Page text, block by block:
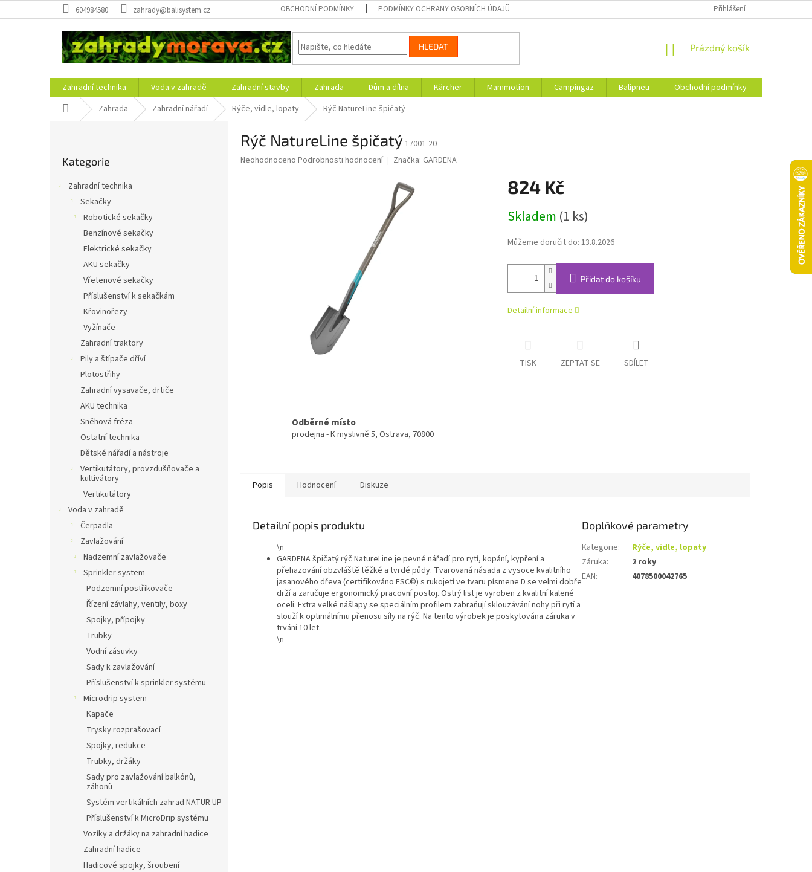
na
604984580 zahrady@balisystem.cz OBCHODNÍ PODMÍNKY PODMÍNKY OCHRANY OSOBNÍCH ÚDAJŮ Přihlášení
HLEDAT
NÁKUPNÍ
Prázdný košík
Zahradní technika Voda v zahradě Zahradní stavby Zahrada Dům a dílna Kärcher Mammotion Campingaz Balipneu Obchodní podmínky
Domů Zahrada Zahradní nářadí Rýče, vidle, lopaty Rýč NatureLine špičatý
kategorie
Kategorie
Zahradní technika
Sekačky
Robotické sekačky
Benzínové sekačky
Elektrické sekačky
AKU sekačky
Vřetenové sekačky
Příslušenství k sekačkám
Křovinořezy
Vyžínače
Zahradní traktory
Pily a štípače dříví
Plotostřihy
Zahradní vysavače, drtiče
AKU technika
Sněhová fréza
Ostatní technika
Dětské nářadí a nástroje
Vertikutátory, provzdušňovače a
kultivátory
Vertikutátory
Voda v zahradě
Čerpadla
Zavlažování
Nadzemní zavlažovače
Sprinkler system
Podzemní postřikovače
Řízení závlahy, ventily, boxy
Spojky, přípojky
Trubky
Vodní zásuvky
Sady k zavlažování
Příslušenství k sprinkler systému
Microdrip system
Kapače
Trysky rozprašovací
Spojky, redukce
Trubky, držáky
Sady pro zavlažování balkónů,
záhonů
Systém vertikálních zahrad NATUR UP
Příslušenství k MicroDrip systému
Vozíky a držáky na zahradní hadice
Zahradní hadice
Hadicové spojky, šroubení
Rýč NatureLine špičatý 17001-20
Průměrné
Neohodnoceno Podrobnosti hodnocení Značka: GARDENA
824 Kč
cena:
Skladem (1 ks)
Můžeme doručit do: 13.8.2026
Přidat do košíku
Detailní informace
TISK ZEPTAT SE SDÍLET
Odběrné místo
prodejna - K myslivně 5, Ostrava, 70800
Popis Hodnocení Diskuze
Detailní popis produktu
\n
GARDENA špičatý rýč NatureLine je pevné nářadí pro rytí, kopání, kypření a
přehazování obzvláště těžké a tvrdé půdy. Tvarovaná násada z vysoce kvalitního
jasanového dřeva (certifikováno FSC©) s rukojetí ve tvaru písmene D se velmi dobře
drží a zaručuje ergonomický pracovní postoj. Ostrý list je vyroben z kvalitní kalené
oceli. Extra velké nášlapy se speciálním profilem zabraňují sklouzávání nohy při rytí a
slouží k optimálnímu přenosu síly na rýč. Na tento výrobek je poskytována záruka v
trvání 10 let.
\n
Doplňkové parametry
Kategorie:
Rýče, vidle, lopaty
Záruka:
2 roky
EAN: 4078500042765